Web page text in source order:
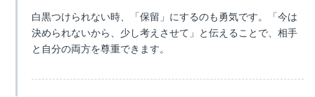
白黒つけられない時、「保留」にするのも勇気です。「今は
決められないから、少し考えさせて」と伝えることで、相手
と自分の両方を尊重できます。